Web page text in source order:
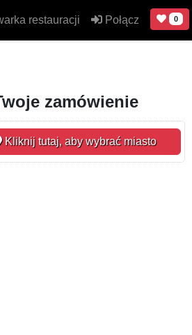
restauracji Połącz 0
zamówienie
Kliknij tutaj, aby wybrać miasto